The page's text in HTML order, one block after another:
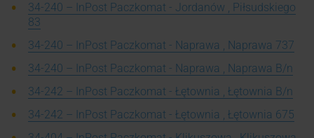
34-240 – InPost Paczkomat - Jordanów , Piłsudskiego
83
34-240 – InPost Paczkomat - Naprawa , Naprawa 737
34-240 – InPost Paczkomat - Naprawa , Naprawa B/n
34-242 – InPost Paczkomat - Łętownia , Łętownia B/n
34-242 – InPost Paczkomat - Łętownia , Łętownia 675